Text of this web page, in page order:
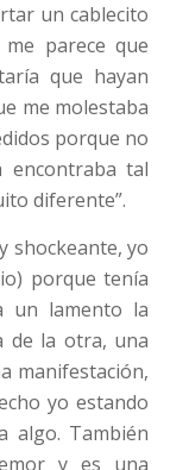
un cablecito
parece que
que hayan
me molestaba
porque no
encontraba tal
diferente”.
shockeante, yo
porque tenía
un lamento la
de la otra, una
manifestación,
yo estando
algo. También
y es una